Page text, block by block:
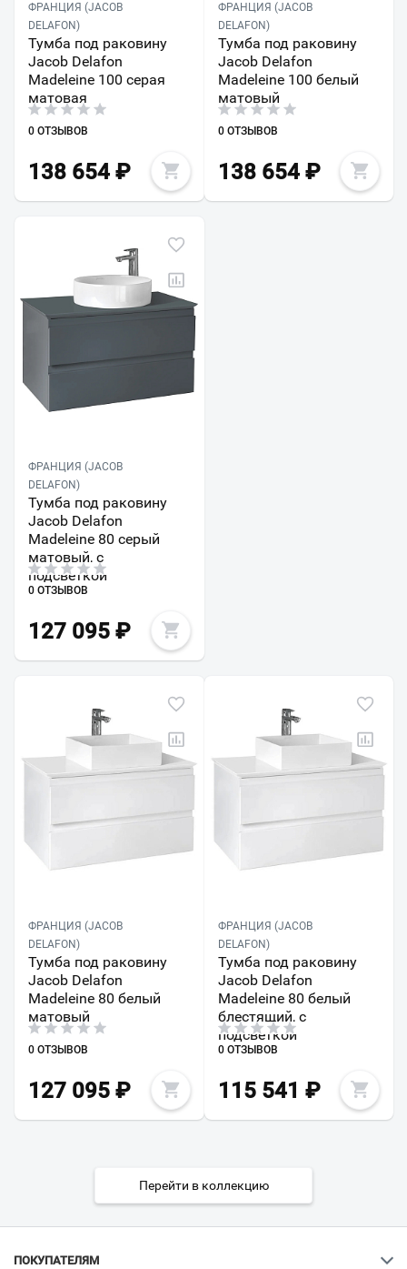
ФРАНЦИЯ (JACOB
DELAFON)
Тумба под раковину
Jacob Delafon
Madeleine 100 серая
матовая
0 ОТЗЫВОВ
138 654 ₽
ФРАНЦИЯ (JACOB
DELAFON)
Тумба под раковину
Jacob Delafon
Madeleine 100 белый
матовый
0 ОТЗЫВОВ
138 654₽
ФРАНЦИЯ (JACOB
DELAFON)
Тумба под раковину
Jacob Delafon
Madeleine 80 серый
матовый, с
подсветкой
0 ОТЗЫВОВ
127 095 ₽
ФРАНЦИЯ (JACOB
DELAFON)
Тумба под раковину
Jacob Delafon
Madeleine 80 белый
матовый
0 ОТЗЫВОВ
127 095 ₽
ФРАНЦИЯ (JACOB
DELAFON)
Тумба под раковину
Jacob Delafon
Madeleine 80 белый
блестящий, с
подсветкой
0 ОТЗЫВОВ
115 541 ₽
Перейти в коллекцию
ПОКУПАТЕЛЯМ